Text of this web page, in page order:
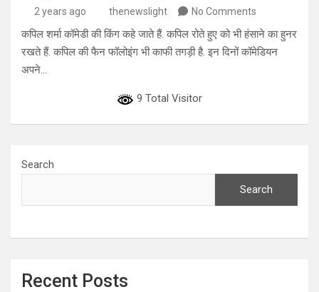
2 years ago thenewslight No Comments
कपिल शर्मा कॉमेडी की किंग कहे जाते हैं. कपिल रोते हुए को भी हंसाने का हुनर
रखते हैं. कपिल की फैन फॉलोइंग भी काफी तगड़ी है. इन दिनों कॉमेडियन
अपने…
9 Total Visitor
Search
Search
Recent Posts